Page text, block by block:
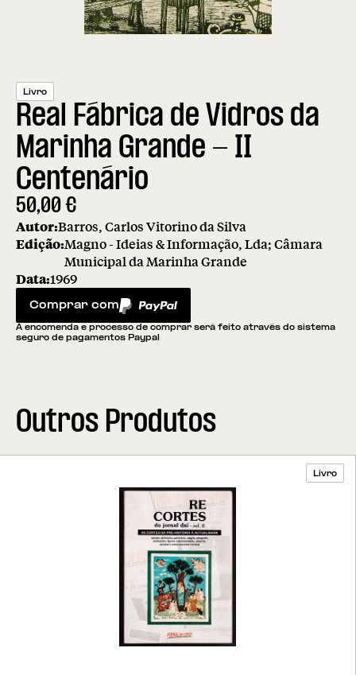
Livro
Real Fábrica de Vidros da
Marinha Grande - II
Centenário
50,00€
Autor:Barros, Carlos Vitorino da Silva
Edição:Magno - Ideias & Informação, Lda; Câmara
Municipal da Marinha Grande
Data:1969
Comprar com
PayPal
A encomenda e processo de comprar será feito através do sistema
seguro de pagamentos Paypal
Outros Produtos
Livro